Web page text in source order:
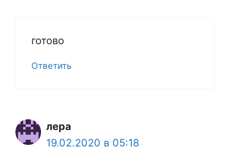
готово
Ответить
лера
19.02.2020 в 05:18